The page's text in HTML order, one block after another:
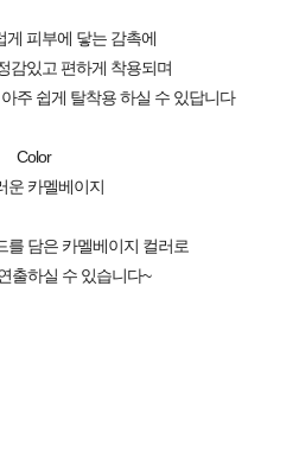
게 피부에 닿는 감촉에
감있고 편하게 착용되며
주 쉽게 탈착용 하실 수 있답니다
Color
운 카멜베이지
를 담은 카멜베이지 컬러로
출하실 수 있습니다~